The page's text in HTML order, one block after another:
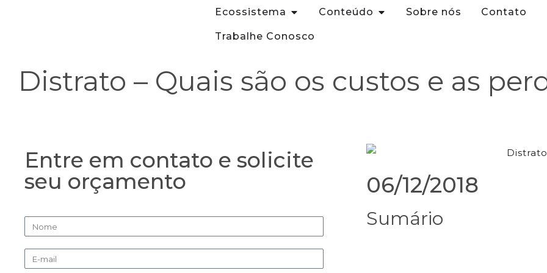
Ecossistema Conteúdo Sobre nós Contato
Trabalhe Conosco
Distrato – Quais são os custos e as
Entre em contato e solicite
seu orçamento
06/12/2018
Sumário